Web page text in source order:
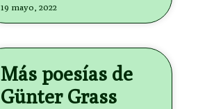
19 mayo, 2022
Más poesías de
Günter Grass